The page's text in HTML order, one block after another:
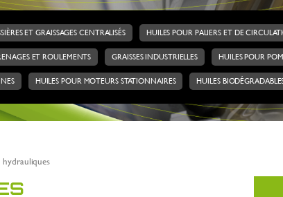
ET GRAISSAGES CENTRALISÉS HUILES POUR PALIERS ET DE
ET ROULEMENTS GRAISSES INDUSTRIELLES HUILES POUR
HUILES POUR MOTEURS STATIONNAIRES HUILES
hydrauliques